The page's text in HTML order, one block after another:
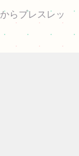
らブレスレッ